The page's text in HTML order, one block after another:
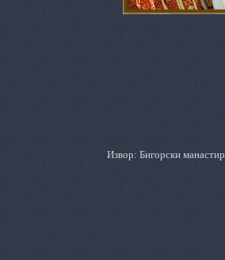
Извор: Бигорски манастир